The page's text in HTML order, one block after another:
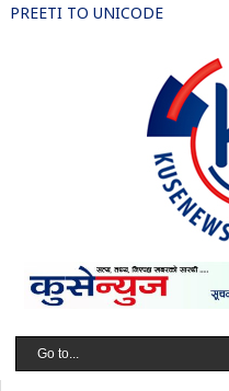
PREETI TO UNICODE